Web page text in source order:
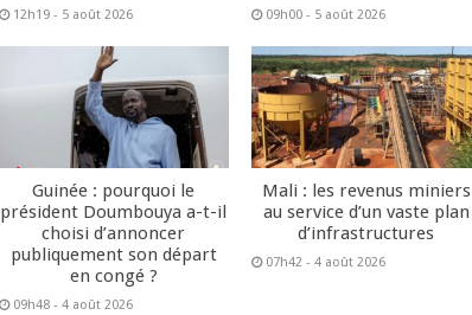
12h19 - 5 août 2026 09h00 - 5 août 2026
Guinée : pourquoi le
président Doumbouya a-t-il
choisi d’annoncer
publiquement son départ
en congé ?
09h48 - 4 août 2026
Mali : les revenus miniers
au service d’un vaste plan
d’infrastructures
07h42 - 4 août 2026